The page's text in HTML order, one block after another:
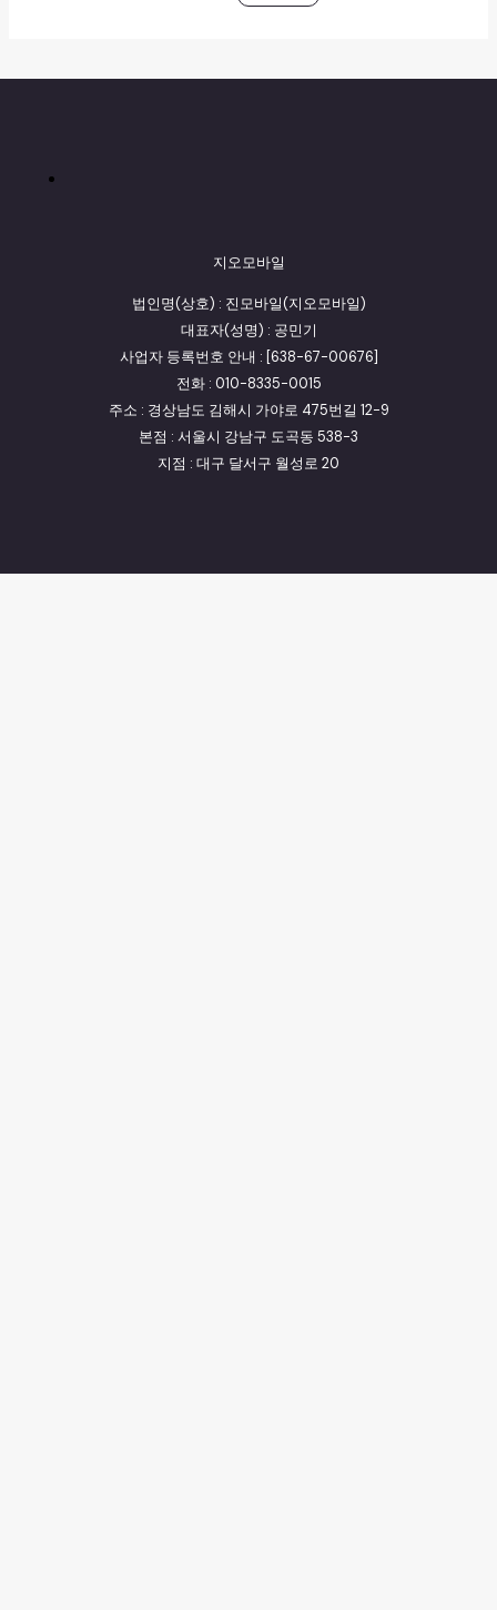
지오모바일
법인명(상호) : 진모바일(지오모바일)
대표자(성명) : 공민기
사업자 등록번호 안내 : [638-67-00676]
전화 : 010-8335-0015
주소 : 경상남도 김해시 가야로 475번길 12-9
본점 : 서울시 강남구 도곡동 538-3
지점 : 대구 달서구 월성로 20